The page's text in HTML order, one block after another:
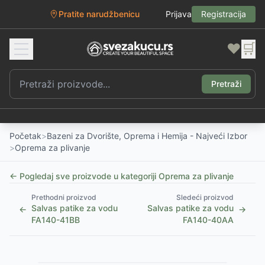
Pratite narudžbenicu Prijava Registracija
❤️ 🛒
Pretraži
Početak>Bazeni za Dvorište, Oprema i Hemija - Najveći Izbor
>Oprema za plivanje
← Pogledaj sve proizvode u kategoriji Oprema za plivanje
←
Prethodni proizvod
Salvas patike za vodu
FA140-41BB
Sledeći proizvod
Salvas patike za vodu
FA140-40AA
→